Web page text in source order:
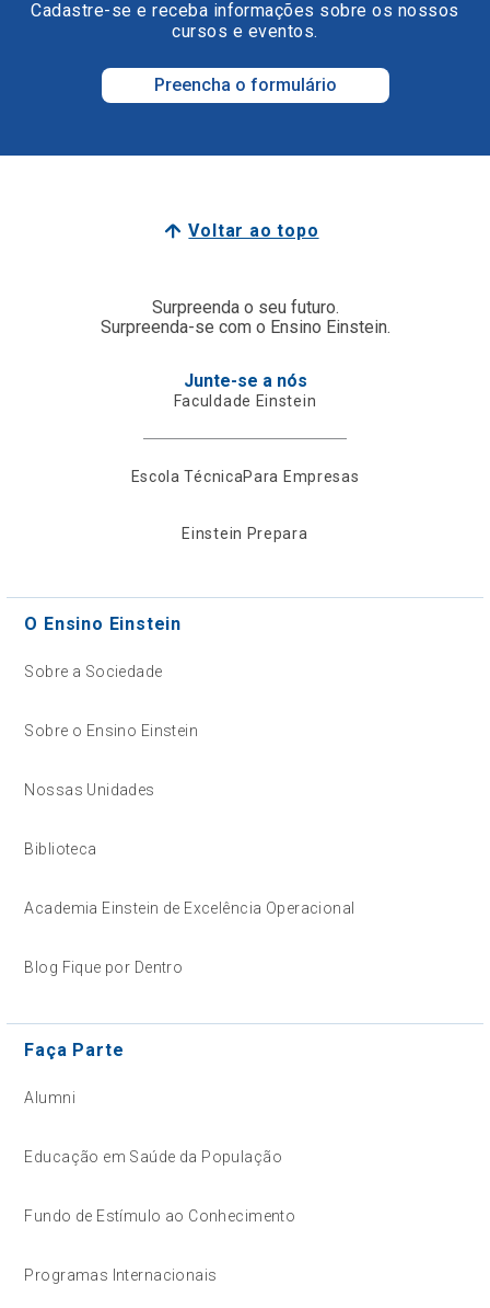
Cadastre-se e receba informações sobre os nossos
cursos e eventos.
Preencha o formulário
Voltar ao topo
Surpreenda o seu futuro.
Surpreenda-se com o Ensino Einstein.
Junte-se a nós
Faculdade Einstein
Escola TécnicaPara Empresas
Einstein Prepara
O Ensino Einstein
Sobre a Sociedade
Sobre o Ensino Einstein
Nossas Unidades
Biblioteca
Academia Einstein de Excelência Operacional
Blog Fique por Dentro
Faça Parte
Alumni
Educação em Saúde da População
Fundo de Estímulo ao Conhecimento
Programas Internacionais